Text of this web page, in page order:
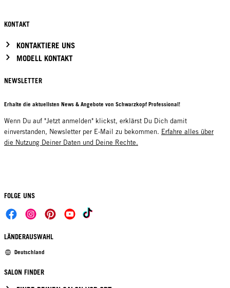
KONTAKT
KONTAKTIERE UNS
MODELL KONTAKT
NEWSLETTER
Erhalte die aktuellsten News & Angebote von Schwarzkopf Professional!
Wenn Du auf "Jetzt anmelden" klickst, erklärst Du Dich damit
einverstanden, Newsletter per E-Mail zu bekommen. Erfahre alles über
die Nutzung Deiner Daten und Deine Rechte.
FOLGE UNS
LÄNDERAUSWAHL
Deutschland
SALON FINDER